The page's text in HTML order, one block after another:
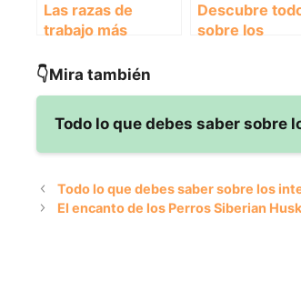
Las razas de
trabajo más
leales para
Descubre
sobre los
cuidados
👇Mira también
Todo lo que debes saber sobre
Todo lo que debes saber sobre los
El encanto de los Perros Siberian